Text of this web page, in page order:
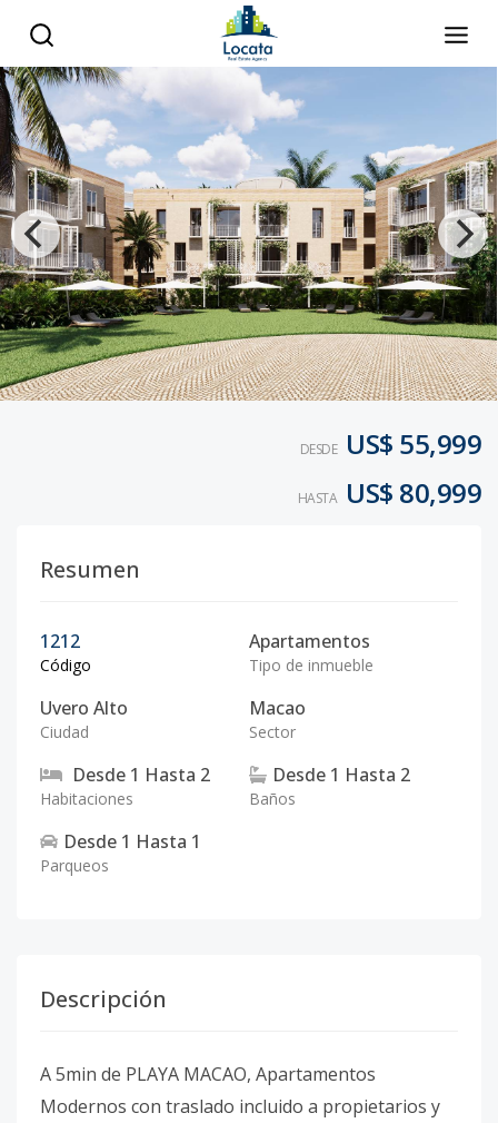
DESDE US$ 55,999
HASTA US$ 80,999
Resumen
1212
Código
Apartamentos
Tipo de inmueble
Uvero Alto
Ciudad
Macao
Sector
Desde 1 Hasta 2
Habitaciones
Desde 1 Hasta 2
Baños
Desde 1 Hasta 1
Parqueos
Descripción
A 5min de PLAYA MACAO, Apartamentos
Modernos con traslado incluido a propietarios y